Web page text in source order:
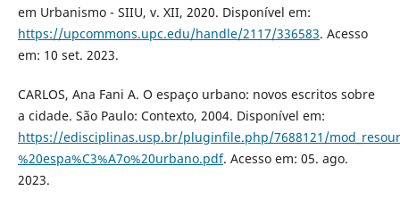
em Urbanismo - SIIU, v. XII, 2020. Disponível em:
https://upcommons.upc.edu/handle/2117/336583. Acesso
em: 10 set. 2023.
CARLOS, Ana Fani A. O espaço urbano: novos escritos sobre
a cidade. São Paulo: Contexto, 2004. Disponível em:
https://edisciplinas.usp.br/pluginfile.php/7688121/
%20espa%C3%A7o%20urbano.pdf. Acesso em: 05. ago.
2023.